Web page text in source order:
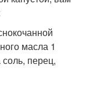
масла 1
перец,